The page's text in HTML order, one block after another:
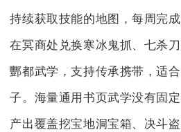
持续获取技能的地图，每周完
在冥商处兑换寒冰鬼抓、七杀
酆都武学，支持传承携带，适
子。海量通用书页武学没有固
产出覆盖挖宝地洞宝箱、决斗